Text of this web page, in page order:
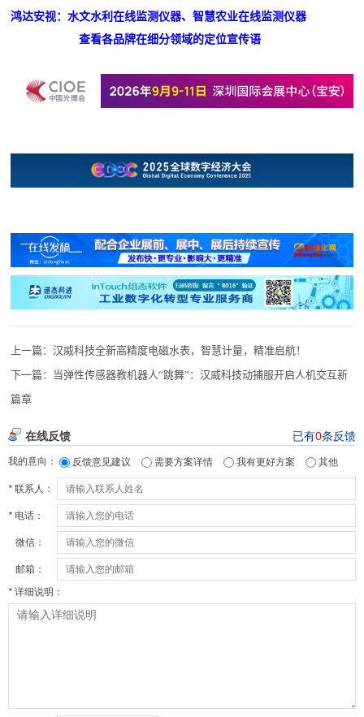
鸿达安视：水文水利在线监测仪器、智慧农业在线监测仪器
查看各品牌在细分领域的定位宣传语
上一篇：汉威科技全新高精度电磁水表，智慧计量，精准启航！
下一篇： 当弹性传感器教机器人“跳舞”：汉威科技动捕服开启人机交互新
篇章